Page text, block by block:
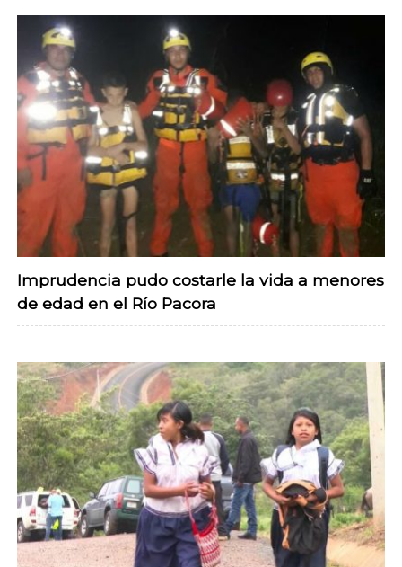
Imprudencia pudo costarle la vida a menores
de edad en el Río Pacora